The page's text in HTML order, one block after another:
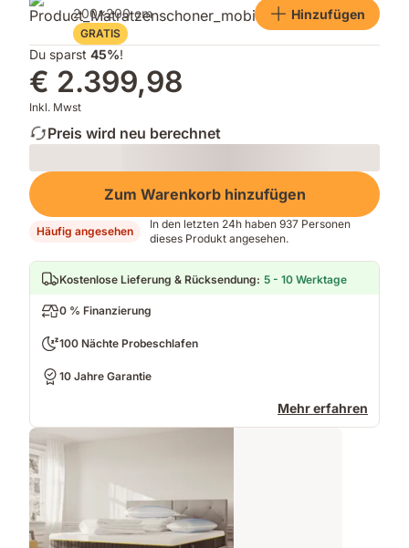
200x200 cm
GRATIS
Hinzufügen
Du sparst 45%!
€ 2.399,98
Inkl. Mwst
Preis wird neu berechnet
Loading
Zum Warenkorb hinzufügen
Häufig angesehen
In den letzten 24h haben 937 Personen
dieses Produkt angesehen.
Kostenlose Lieferung & Rücksendung: 5 - 10 Werktage
0 % Finanzierung
100 Nächte Probeschlafen
10 Jahre Garantie
Mehr erfahren